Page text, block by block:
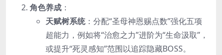
角色养成 ：
天赋树系统：分配“圣母神恩赐点数”强化五项
超能力，例如将“治愈之力”进阶为“生命汲取”，
或提升“死灵感知”范围以追踪隐藏BOSS。